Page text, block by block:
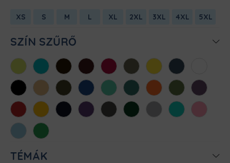
XS S M L XL 2XL 3XL 4XL 5XL
SZÍN SZŰRŐ
AlmazöldAtollkékBarnaBordóChili Cink Citromsárga
Denim
FeketeHomokKhaki KirálykékMentaMéregzöld
NarancsOliva Padlizsán
Piros SárgaSötétkékSötétlilaSötétszürke
SötétzöldSportszürke
Türkiz
Világos
rózsaszín
Világoskék
Zöld
TÉMÁK